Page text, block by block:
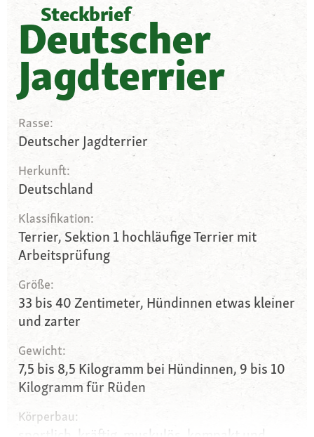
Steckbrief
Deutscher
Jagdterrier
Rasse:
Deutscher Jagdterrier
Herkunft:
Deutschland
Klassifikation:
Terrier, Sektion 1 hochläufige Terrier mit
Arbeitsprüfung
Größe:
33 bis 40 Zentimeter, Hündinnen etwas kleiner
und zarter
Gewicht:
7,5 bis 8,5 Kilogramm bei Hündinnen, 9 bis 10
Kilogramm für Rüden
Körperbau: